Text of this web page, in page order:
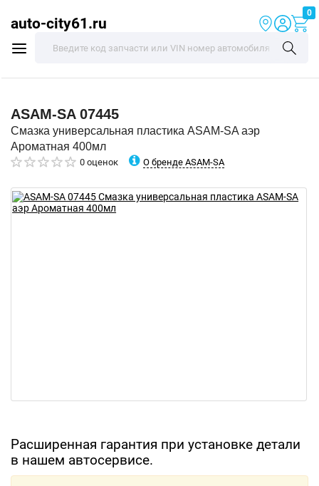
auto-city61.ru
0
ASAM-SA 07445
Смазка универсальная пластика ASAM-SA аэр
Ароматная 400мл
0 оценок О бренде ASAM-SA
Расширенная гарантия при установке детали
в нашем автосервисе.